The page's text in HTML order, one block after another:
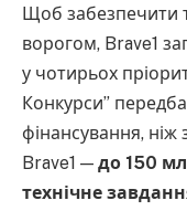
Щоб забезпечити
ворогом, Brave1
у чотирьох
Конкурси”
фінансування,
Brave1 — до 150
технічне